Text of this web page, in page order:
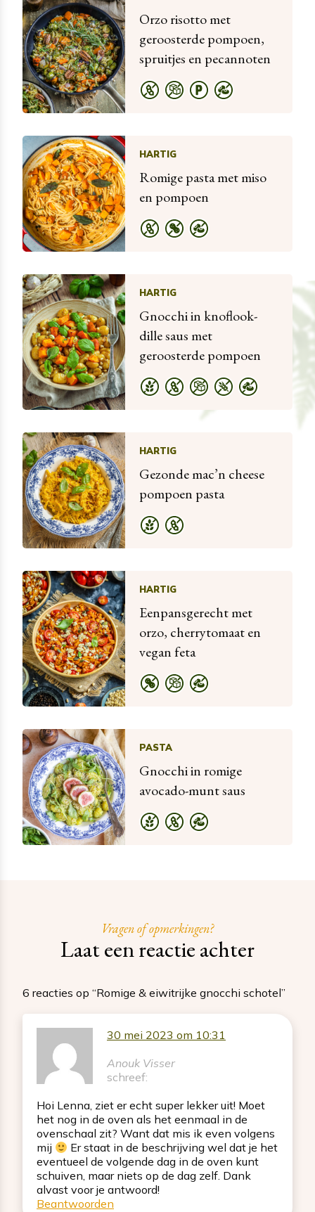
Orzo risotto met
geroosterde pompoen,
spruitjes en pecannoten
HARTIG
Romige pasta met miso
en pompoen
HARTIG
Gnocchi in knoflook-
dille saus met
geroosterde pompoen
HARTIG
Gezonde mac’n cheese
pompoen pasta
HARTIG
Eenpansgerecht met
orzo, cherrytomaat en
vegan feta
PASTA
Gnocchi in romige
avocado-munt saus
Vragen of opmerkingen?
Laat een reactie achter
6 reacties op “Romige & eiwitrijke gnocchi schotel”
Anouk Visser
schreef:
30 mei 2023 om 10:31
Hoi Lenna, ziet er echt super lekker uit! Moet
het nog in de oven als het eenmaal in de
ovenschaal zit? Want dat mis ik even volgens
mij
Er staat in de beschrijving wel dat je het
eventueel de volgende dag in de oven kunt
schuiven, maar niets op de dag zelf. Dank
alvast voor je antwoord!
Beantwoorden